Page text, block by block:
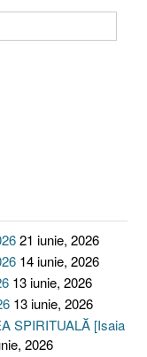
21 iunie, 2026
14 iunie, 2026
13 iunie, 2026
13 iunie, 2026
SPIRITUALĂ [Isaia
2026